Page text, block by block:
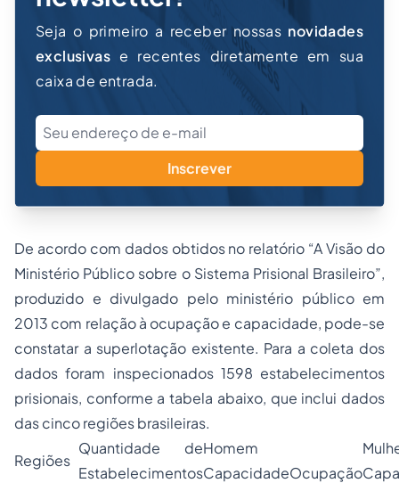
Seja o primeiro a receber nossas novidades
exclusivas e recentes diretamente em sua
caixa de entrada.
Inscrever
De acordo com dados obtidos no relatório “A Visão do
Ministério Público sobre o Sistema Prisional Brasileiro”,
produzido e divulgado pelo ministério público em
2013 com relação à ocupação e capacidade, pode-se
constatar a superlotação existente. Para a coleta dos
dados foram inspecionados 1598 estabelecimentos
prisionais, conforme a tabela abaixo, que inclui dados
das cinco regiões brasileiras.
Regiões
Quantidade de
Estabelecimentos
Homem
CapacidadeOcupação